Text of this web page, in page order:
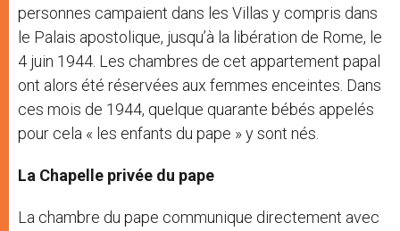
personnes campaient dans les Villas y compris dans
le Palais apostolique, jusqu’à la libération de Rome, le
4 juin 1944. Les chambres de cet appartement papal
ont alors été réservées aux femmes enceintes. Dans
ces mois de 1944, quelque quarante bébés appelés
pour cela « les enfants du pape » y sont nés.
La Chapelle privée du pape
La chambre du pape communique directement avec